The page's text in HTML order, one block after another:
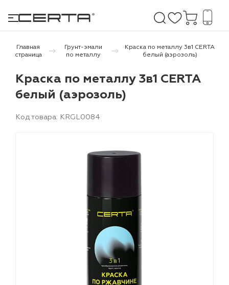
покрытия
и дачи
Главная
страница
Грунт-эмали
по металлу
Краска по металлу 3в1 CERTA
белый (аэрозоль)
Краска по металлу 3в1 CERTA
белый (аэрозоль)
Код товара: KRGL0084